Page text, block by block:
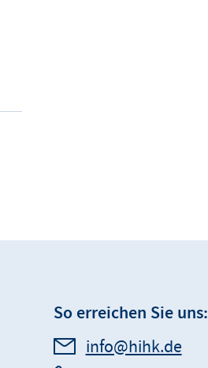
So erreichen Sie uns:
info@hihk.de